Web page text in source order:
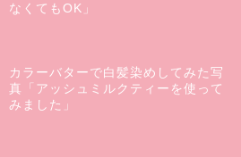
なくてもOK」
カラーバターで白髪染めしてみた写
真「アッシュミルクティーを使って
みました」